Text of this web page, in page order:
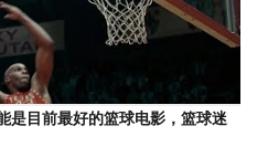
是目前最好的篮球电影，篮球迷